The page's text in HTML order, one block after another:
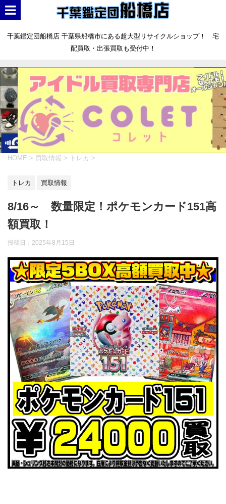
千葉鑑定団船橋店 千葉県船橋市にある超大型リサイクルショップ！ 宅
配買取・出張買取も受付中！
HOME > 買取情報 > トレカ >
トレカ 買取情報
8/16～ 数量限定！ポケモンカード151高
額買取！
投稿日： 2025年8月15日